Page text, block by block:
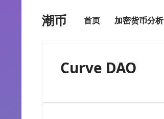
潮币 首页 加密货币分析
Curve DAO